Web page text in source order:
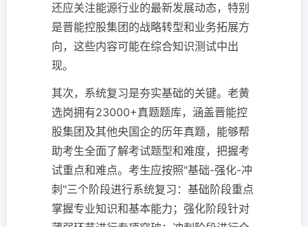
还应关注能源行业的最新发展动态，特别
是晋能控股集团的战略转型和业务拓展方
向，这些内容可能在综合知识测试中出
现。
其次，系统复习是夯实基础的关键。老黄
选岗拥有23000+真题题库，涵盖晋能控
股集团及其他央国企的历年真题，能够帮
助考生全面了解考试题型和难度，把握考
试重点和难点。考生应按照"基础-强化-冲
刺"三个阶段进行系统复习：基础阶段重点
掌握专业知识和基本能力；强化阶段针对